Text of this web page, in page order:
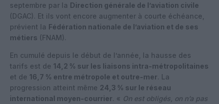
septembre par la Direction générale de l’aviation civile
(DGAC). Et ils vont encore augmenter à courte échéance,
prévient la Fédération nationale de l’aviation et de ses
métiers (FNAM).
En cumulé depuis le début de l’année, la hausse des
tarifs est de 14,2 % sur les liaisons intra-métropolitaines
et de 16,7 % entre métropole et outre-mer. La
progression atteint même 24,3 % sur le réseau
international moyen-courrier. « On est obligés, on n’a pas